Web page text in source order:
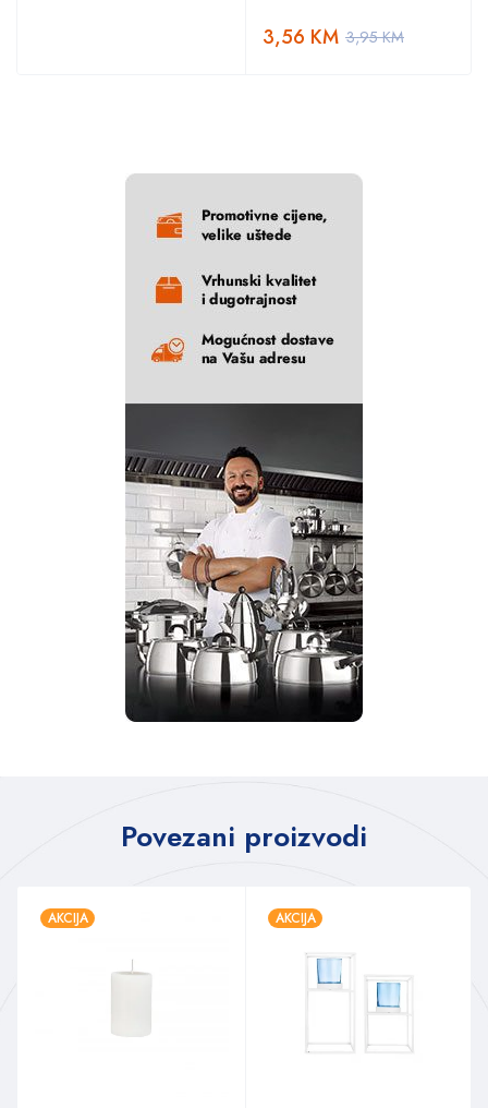
3,95KM
3,56 KM
Povezani proizvodi
AKCIJA AKCIJA